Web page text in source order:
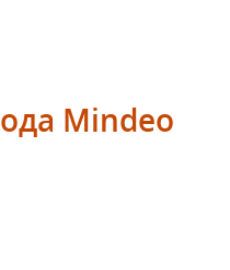
Mindeo